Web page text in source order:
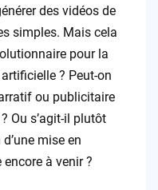
des vidéos de
simples. Mais cela
pour la
? Peut-on
ou publicitaire
Ou s’agit-il plutôt
mise en
à venir ?